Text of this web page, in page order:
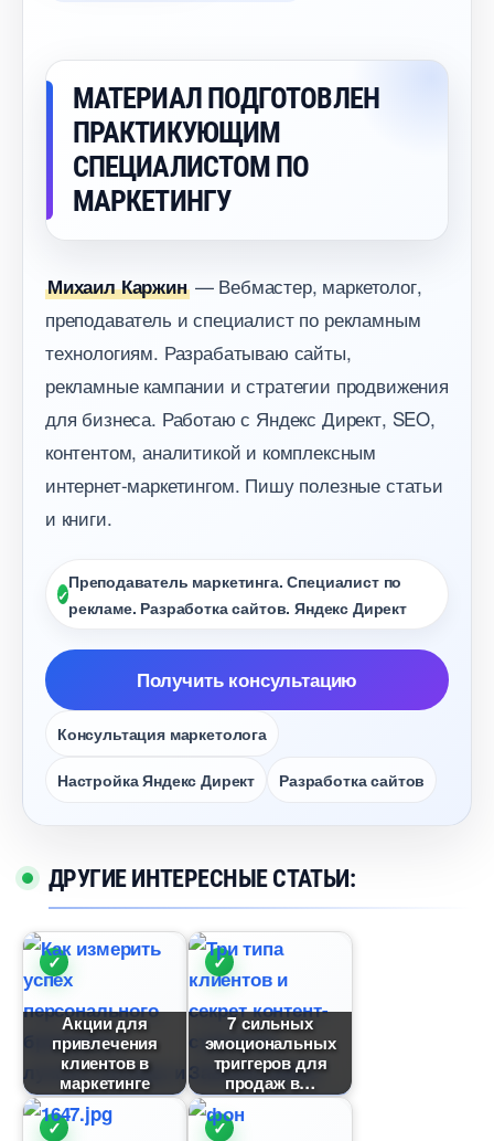
МАТЕРИАЛ ПОДГОТОВЛЕН
ПРАКТИКУЮЩИМ
СПЕЦИАЛИСТОМ ПО
МАРКЕТИНГУ
Михаил Каржин— Вебмастер, маркетолог,
преподаватель и специалист по рекламным
технологиям. Разрабатываю сайты,
рекламные кампании и стратегии продвижения
для бизнеса. Работаю с Яндекс Директ, SEO,
контентом, аналитикой и комплексным
интернет-маркетингом. Пишу полезные статьи
и книги.
Преподаватель маркетинга. Специалист по
рекламе. Разработка сайтов. Яндекс Директ
Получить консультацию
Консультация маркетолога
Настройка Яндекс Директ Разработка сайто
ДРУГИЕ ИНТЕРЕСНЫЕ СТАТЬИ:
Акции для
привлечения
клиенто
маркетинге
7 сильных
эмоциональных
триггеров для
продаж